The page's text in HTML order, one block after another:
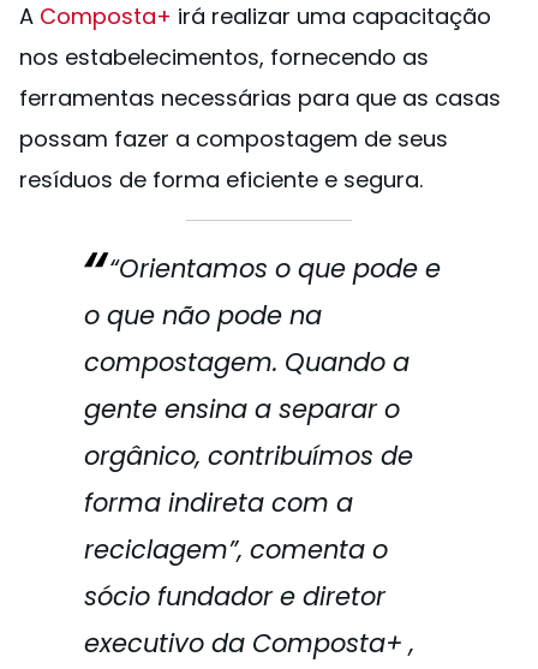
A Composta+ irá realizar uma capacitação
nos estabelecimentos, fornecendo as
ferramentas necessárias para que as casas
possam fazer a compostagem de seus
resíduos de forma eficiente e segura.
“Orientamos o que pode e
o que não pode na
compostagem. Quando a
gente ensina a separar o
orgânico, contribuímos de
forma indireta com a
reciclagem”, comenta o
sócio fundador e diretor
executivo da Composta+ ,